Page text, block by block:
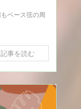
ベース弦の周
記事を読む